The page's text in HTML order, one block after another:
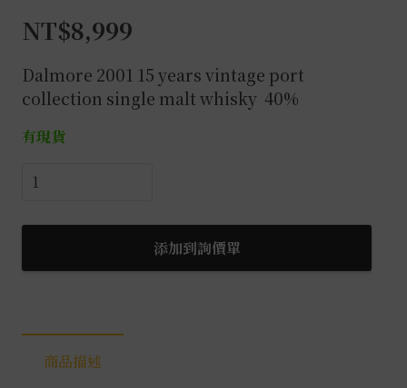
NT$8,999
Dalmore 2001 15 years vintage port
collection single malt whisky 40%
有現貨
大
大
典
稀
添加到詢價單
商品描述